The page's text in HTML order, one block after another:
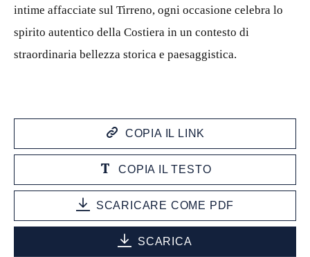
intime affacciate sul Tirreno, ogni occasione celebra lo
spirito autentico della Costiera in un contesto di
straordinaria bellezza storica e paesaggistica.
COPIA IL LINK
COPIA IL TESTO
SCARICARE COME PDF
SCARICA